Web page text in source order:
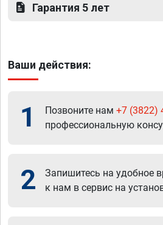
Гарантия 5 лет
Ваши действия:
1 Позвоните нам +7 (3822)
профессиональную
2
Запишитесь на удобное
к нам в сервис на